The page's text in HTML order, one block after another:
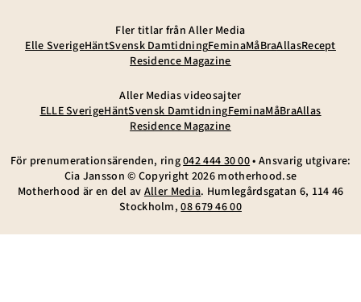
Fler titlar från Aller Media
Elle SverigeHäntSvensk DamtidningFeminaMåBraAllasRecept
Residence Magazine
Aller Medias videosajter
ELLE SverigeHäntSvensk DamtidningFeminaMåBraAllas
Residence Magazine
För prenumerationsärenden, ring042 444 30 00• Ansvarig utgivare:
Cia Jansson © Copyright 2026 motherhood.se
Motherhood är en del avAller Media. Humlegårdsgatan 6, 114 46
Stockholm, 08 679 46 00